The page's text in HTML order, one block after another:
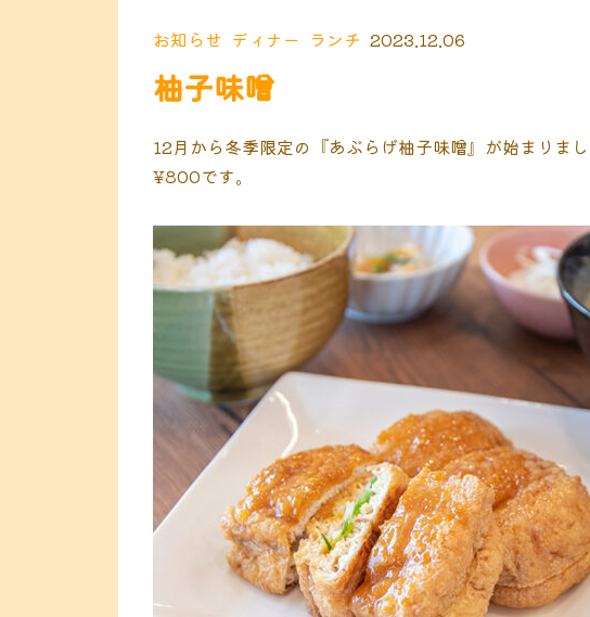
お知らせ ディナー ランチ 2023.12.06
柚子味噌
12月から冬季限定の『あぶらげ柚子味噌』が始まりま
¥800です。